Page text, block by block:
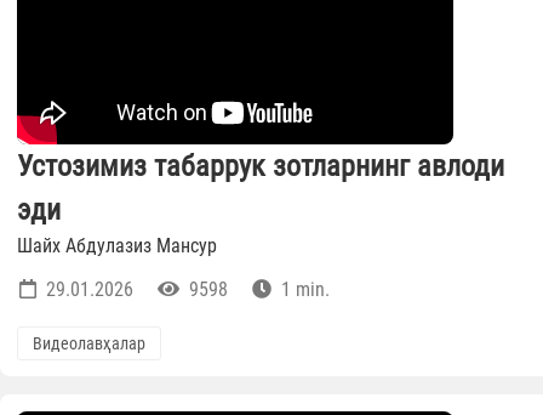
Устозимиз табаррук зотларнинг авлоди
эди
Шайх Абдулазиз Мансур
29.01.2026
9598 1 min.
Видеолавҳалар